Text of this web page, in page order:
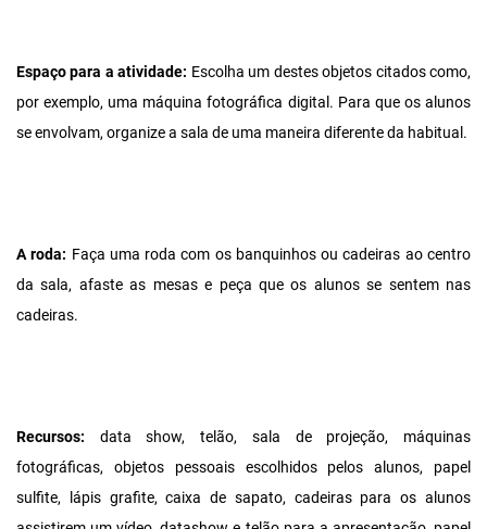
Espaço para a atividade: Escolha um destes objetos citados como,
por exemplo, uma máquina fotográfica digital. Para que os alunos
se envolvam, organize a sala de uma maneira diferente da habitual.
A roda: Faça uma roda com os banquinhos ou cadeiras ao centro
da sala, afaste as mesas e peça que os alunos se sentem nas
cadeiras.
Recursos: data show, telão, sala de projeção, máquinas
fotográficas, objetos pessoais escolhidos pelos alunos, papel
sulfite, lápis grafite, caixa de sapato, cadeiras para os alunos